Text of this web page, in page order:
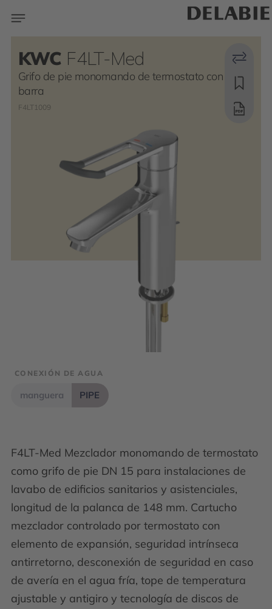
KWC F4LT-Med
Grifo de pie monomando de termostato con
barra
F4LT1009
F4LT-Med Mezclador monomando de termostato
como grifo de pie DN 15 para instalaciones de
lavabo de edificios sanitarios y asistenciales,
longitud de la palanca de 148 mm. Cartucho
mezclador controlado por termostato con
elemento de expansión, seguridad intrínseca
antirretorno, desconexión de seguridad en caso
de avería en el agua fría, tope de temperatura
ajustable y antigiro y tecnología de discos de
CONEXIÓN DE AGUA
manguera PIPE